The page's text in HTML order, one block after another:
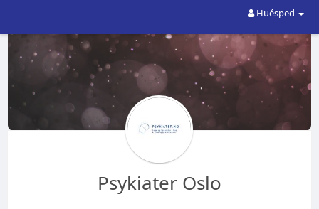
Huésped
Psykiater Oslo